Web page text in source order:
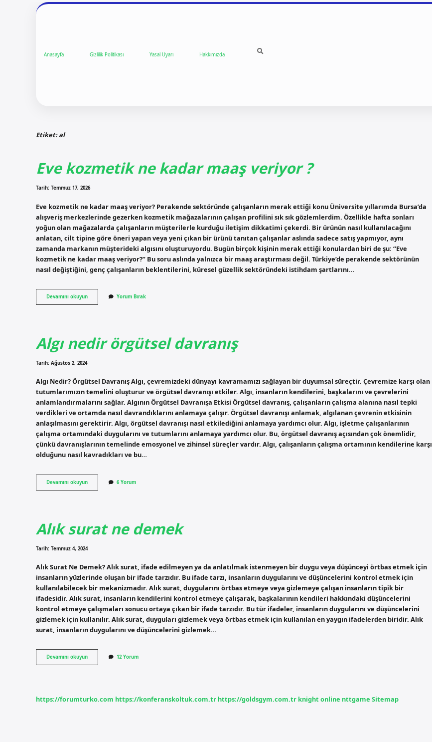
Anasayfa Gizlilik Politikası Yasal Uyarı Hakkımızda
Etiket:al
Eve kozmetik ne kadar maaş veriyor ?
Tarih: Temmuz 17, 2026
Eve kozmetik ne kadar maaş veriyor? Perakende sektöründe çalışanların merak ettiği konu Üniversite yıllarımda Bursa’da
alışveriş merkezlerinde gezerken kozmetik mağazalarının çalışan profilini sık sık gözlemlerdim. Özellikle hafta sonları
yoğun olan mağazalarda çalışanların müşterilerle kurduğu iletişim dikkatimi çekerdi. Bir ürünün nasıl kullanılacağını
anlatan, cilt tipine göre öneri yapan veya yeni çıkan bir ürünü tanıtan çalışanlar aslında sadece satış yapmıyor, aynı
zamanda markanın müşterideki algısını oluşturuyordu. Bugün birçok kişinin merak ettiği konulardan biri de şu: “Eve
kozmetik ne kadar maaş veriyor?” Bu soru aslında yalnızca bir maaş araştırması değil. Türkiye’de perakende sektörünün
nasıl değiştiğini, genç çalışanların beklentilerini, küresel güzellik sektöründeki istihdam şartlarını…
Devamını okuyunEve
kozmetik
Yorum Bırak
Algı nedir örgütsel davranış
Tarih: Ağustos 2, 2024
Algı Nedir? Örgütsel Davranış Algı, çevremizdeki dünyayı kavramamızı sağlayan bir duyumsal süreçtir. Çevremize karşı olan
tutumlarımızın temelini oluşturur ve örgütsel davranışı etkiler. Algı, insanların kendilerini, başkalarını ve çevrelerini
anlamlandırmalarını sağlar. Algının Örgütsel Davranışa Etkisi Örgütsel davranış, çalışanların çalışma alanına nasıl tepki
verdikleri ve ortamda nasıl davrandıklarını anlamaya çalışır. Örgütsel davranışı anlamak, algılanan çevrenin etkisinin
anlaşılmasını gerektirir. Algı, örgütsel davranışı nasıl etkilediğini anlamaya yardımcı olur. Algı, işletme çalışanlarının
çalışma ortamındaki duygularını ve tutumlarını anlamaya yardımcı olur. Bu, örgütsel davranış açısından çok önemlidir,
çünkü davranışlarının temelinde emosyonel ve zihinsel süreçler vardır. Algı, çalışanların çalışma ortamının kendilerine karşı
olduğunu nasıl kavradıkları ve bu…
Devamını okuyunAlgı
nedir
6 Yorum
Alık surat ne demek
Tarih: Temmuz 4, 2024
Alık Surat Ne Demek? Alık surat, ifade edilmeyen ya da anlatılmak istenmeyen bir duygu veya düşünceyi örtbas etmek için
insanların yüzlerinde oluşan bir ifade tarzıdır. Bu ifade tarzı, insanların duygularını ve düşüncelerini kontrol etmek için
kullanılabilecek bir mekanizmadır. Alık surat, duygularını örtbas etmeye veya gizlemeye çalışan insanların tipik bir
ifadesidir. Alık surat, insanların kendilerini kontrol etmeye çalışarak, başkalarının kendileri hakkındaki düşüncelerini
kontrol etmeye çalışmaları sonucu ortaya çıkan bir ifade tarzıdır. Bu tür ifadeler, insanların duygularını ve düşüncelerini
gizlemek için kullanılır. Alık surat, duyguları gizlemek veya örtbas etmek için kullanılan en yaygın ifadelerden biridir. Alık
surat, insanların duygularını ve düşüncelerini gizlemek…
Devamını okuyunAlık
surat
12 Yorum
https://forumturko.com https://konferanskoltuk.com.tr https://goldsgym.com.tr knight online nttgame Sitemap